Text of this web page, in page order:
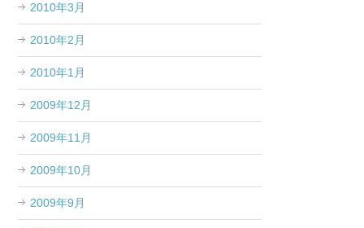
2010年3月
2010年2月
2010年1月
2009年12月
2009年11月
2009年10月
2009年9月